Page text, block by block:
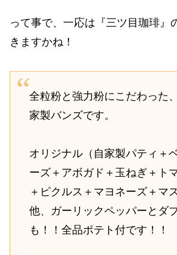
って事で、一応は『三ツ目珈琲』
きますかね！
全粒粉と強力粉にこだわった
家製バンズです。
オリジナル（自家製パティ＋
ーズ＋アボガド＋玉ねぎ＋ト
＋ピクルス＋マヨネーズ＋マ
他、ガーリックペッパーとダ
も！！全品ポテト付です！！